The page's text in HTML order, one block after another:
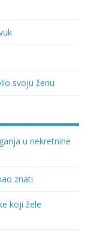
svoju ženu
u nekretnine
znati
koji žele